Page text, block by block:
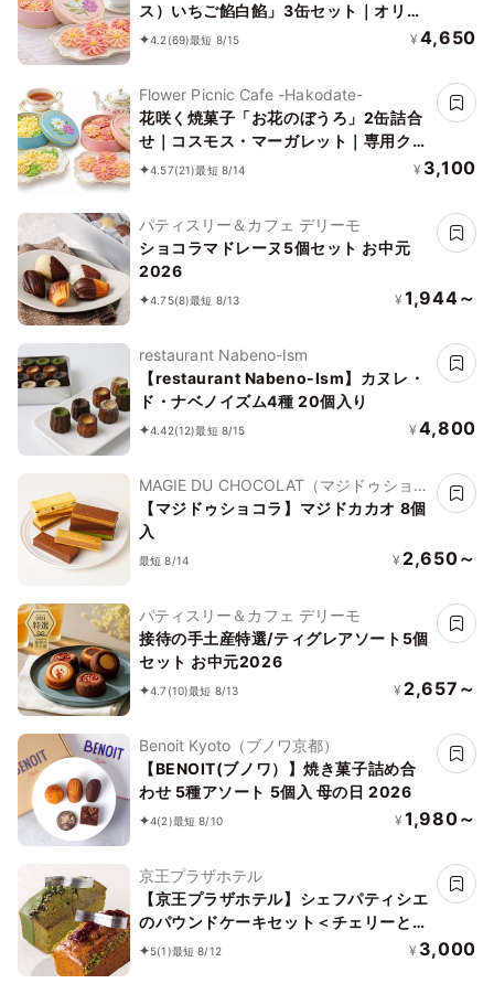
ス）いちご餡白餡」3缶セット｜オリジ
ナル紙袋を3枚
4.2(69)最短 8/15 ¥ 4,650
Flower Picnic Cafe -Hakodate-
花咲く焼菓子「お花のぼうろ」2缶詰合
せ｜コスモス・マーガレット｜専用クリ
アケース付き｜
4.57(21)最短 8/14 ¥ 3,100
パティスリー＆カフェ デリーモ
ショコラマドレーヌ5個セット お中元
2026
4.75(8)最短 8/13 ¥ 1,944～
restaurant Nabeno-Ism
【restaurant Nabeno-Ism】カヌレ・
ド・ナベノイズム4種 20個入り
4.42(12)最短 8/15 ¥ 4,800
MAGIE DU CHOCOLAT（マジドゥショコ
ラ）
【マジドゥショコラ】マジドカカオ 8個
入
最短 8/14 ¥ 2,650～
パティスリー＆カフェ デリーモ
接待の手土産特選/ティグレアソート5個
セット お中元2026
4.7 (10)最短 8/13 ¥ 2,657～
Benoit Kyoto（ブノワ京都）
【BENOIT(ブノワ）】焼き菓子詰め合
わせ 5種アソート 5個入 母の日 2026
4(2)最短 8/10 ¥ 1,980～
京王プラザホテル
【京王プラザホテル】シェフパティシエ
のパウンドケーキセット＜チェリーとポ
ピーシード＆抹茶＞
5(1)最短 8/12 ¥ 3,000